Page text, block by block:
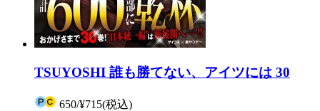
TSUYOSHI 誰も勝てない、アイツには 30
650/¥715(税込)